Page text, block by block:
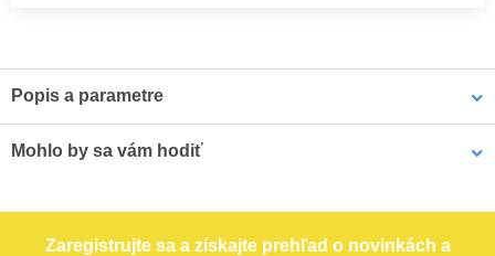
Popis a parametre
Výrobca
Mohlo by sa vám hodiť
Zaregistrujte sa a získajte prehľad o novinkách a